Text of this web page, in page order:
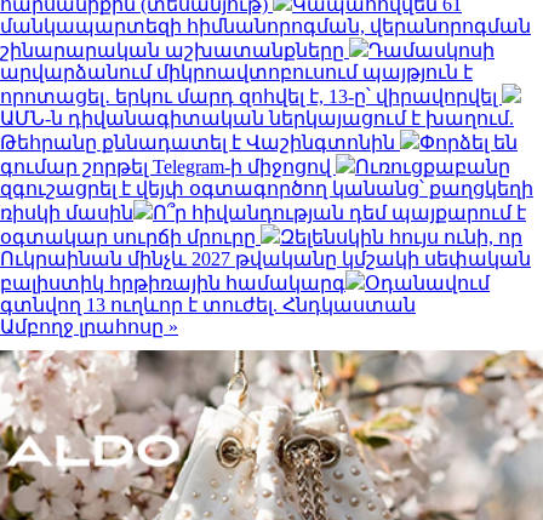
մանկապարտեզի հիմնանորոգման, վերանորոգման
շինարարական աշխատանքները
Դամասկոսի
արվարձանում միկրոավտոբուսում պայթյուն է
որոտացել․ երկու մարդ զոհվել է, 13-ը՝ վիրավորվել
ԱՄՆ-ն դիվանագիտական ներկայացում է խաղում.
Թեհրանը քննադատել է Վաշինգտոնին
Փորձել են
գումար շորթել Telegram-ի միջոցով
Ուռուցքաբանը
զգուշացրել է վեյփ օգտագործող կանանց՝ քաղցկեղի
ռիսկի մասին
Ո՞ր հիվանդության դեմ պայքարում է
օգտակար սուրճի մրուրը
Զելենսկին հույս ունի, որ
Ուկրաինան մինչև 2027 թվականը կմշակի սեփական
բալիստիկ հրթիռային համակարգ
Օդանավում
գտնվող 13 ուղևոր է տուժել. Հնդկաստան
Ամբողջ լրահոսը »